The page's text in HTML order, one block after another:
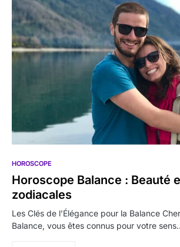
HOROSCOPE
Horoscope Balance : Beauté
zodiacales
Les Clés de l’Élégance pour la Balance
Balance, vous êtes connus pour votre